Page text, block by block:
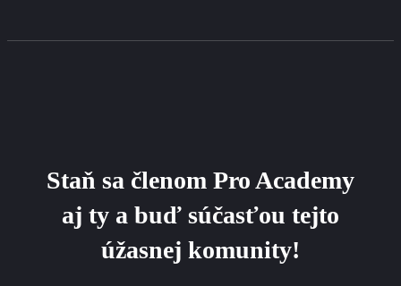
Staň sa členom Pro Academy
aj ty a buď súčasťou tejto
úžasnej komunity!